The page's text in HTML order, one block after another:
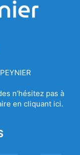
n’hésitez pas à
en cliquant ici.